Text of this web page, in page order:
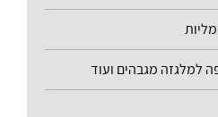
למלגזה מגבהים ועוד